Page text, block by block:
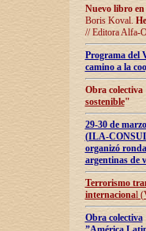
Nuevo libro
Boris Koval.
// Editora Alfa-
Programa del
camino a la
Obra
sostenible"
29-30 de
(ILA-
organizó
argentinas de
Terrorismo
internacional
Obra colectiva